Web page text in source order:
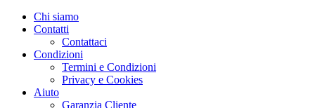
Chi siamo
Contatti
Contattaci
Condizioni
Termini e Condizioni
Privacy e Cookies
Aiuto
Garanzia Cliente